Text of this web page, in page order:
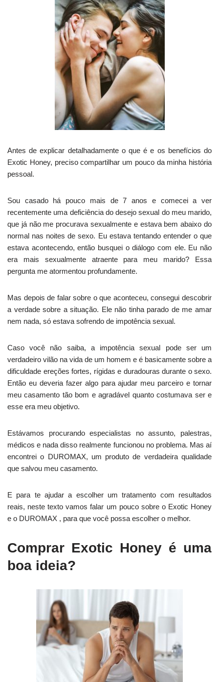
Antes de explicar detalhadamente o que é e os benefícios do
Exotic Honey, preciso compartilhar um pouco da minha história
pessoal.
Sou casado há pouco mais de 7 anos e comecei a ver
recentemente uma deficiência do desejo sexual do meu marido,
que já não me procurava sexualmente e estava bem abaixo do
normal nas noites de sexo. Eu estava tentando entender o que
estava acontecendo, então busquei o diálogo com ele. Eu não
era mais sexualmente atraente para meu marido? Essa
pergunta me atormentou profundamente.
Mas depois de falar sobre o que aconteceu, consegui descobrir
a verdade sobre a situação. Ele não tinha parado de me amar
nem nada, só estava sofrendo de impotência sexual.
Caso você não saiba, a impotência sexual pode ser um
verdadeiro vilão na vida de um homem e é basicamente sobre a
dificuldade ereções fortes, rígidas e duradouras durante o sexo.
Então eu deveria fazer algo para ajudar meu parceiro e tornar
meu casamento tão bom e agradável quanto costumava ser e
esse era meu objetivo.
Estávamos procurando especialistas no assunto, palestras,
médicos e nada disso realmente funcionou no problema. Mas aí
encontrei o DUROMAX, um produto de verdadeira qualidade
que salvou meu casamento.
E para te ajudar a escolher um tratamento com resultados
reais, neste texto vamos falar um pouco sobre o Exotic Honey
e o DUROMAX , para que você possa escolher o melhor.
Comprar Exotic Honey é uma
boa ideia?